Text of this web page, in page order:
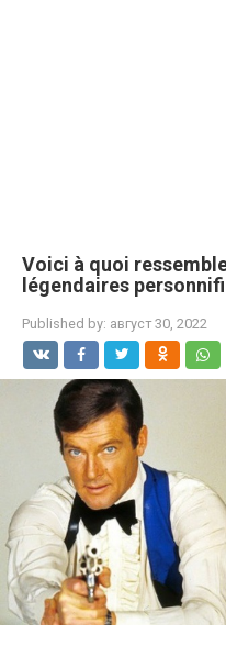
Voici à quoi
légendaires
Published by: август 30, 2022